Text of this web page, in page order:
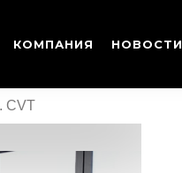
КОМПАНИЯ НОВОСТИ
CVT